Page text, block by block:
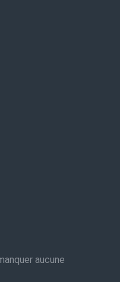
aucune